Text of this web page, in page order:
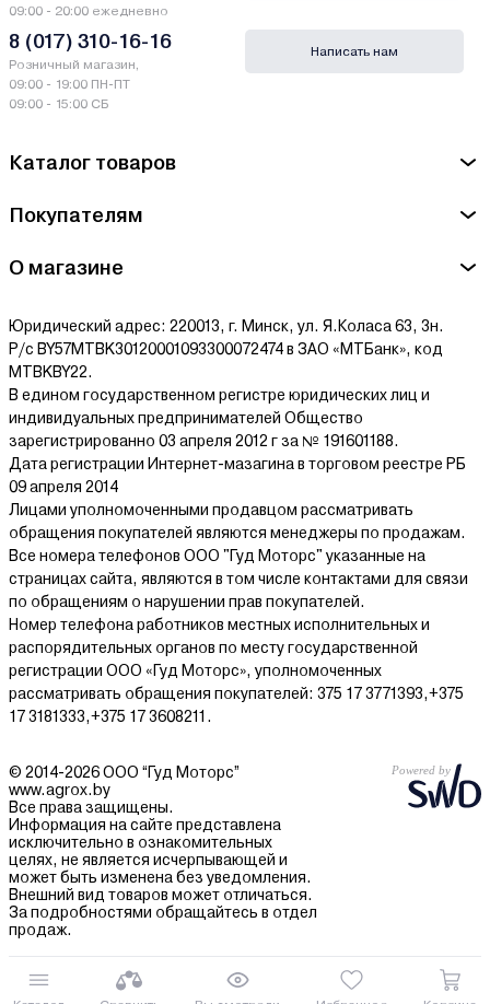
Каталог товаров
Покупателям
О магазине
Юридический адрес: 220013, г. Минск, ул. Я.Коласа 63, 3н.
Р/с BY57MTBK30120001093300072474 в ЗАО «МТБанк», код
MTBKBY22.
В едином государственном регистре юридических лиц и
индивидуальных предпринимателей Общество
зарегистрированно 03 апреля 2012 г за № 191601188.
Дата регистрации Интернет-мазагина в торговом реестре РБ
09 апреля 2014
Лицами уполномоченными продавцом рассматривать
обращения покупателей являются менеджеры по продажам.
Все номера телефонов ООО "Гуд Моторс" указанные на
страницах сайта, являются в том числе контактами для связи
по обращениям о нарушении прав покупателей.
Номер телефона работников местных исполнительных и
распорядительных органов по месту государственной
регистрации ООО «Гуд Моторс», уполномоченных
рассматривать обращения покупателей: 375 17 3771393,+375
17 3181333,+375 17 3608211.
09:00 - 20:00 ежедневно
8 (017) 310-16-16
Розничный магазин,
09:00 - 19:00 ПН-ПТ
09:00 - 15:00 СБ
Написать нам
© 2014-2026 ООО “Гуд Моторс”
www.agrox.by
Все права защищены.
Информация на сайте представлена
исключительно в ознакомительных
целях, не является исчерпывающей и
может быть изменена без уведомления.
Внешний вид товаров может отличаться.
За подробностями обращайтесь в отдел
продаж.